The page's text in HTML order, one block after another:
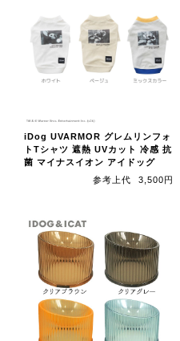
iDog UVARMOR グレムリンフォ
トTシャツ 遮熱 UVカット 冷感 抗
菌 マイナスイオン アイドッグ
参考上代
3,500円